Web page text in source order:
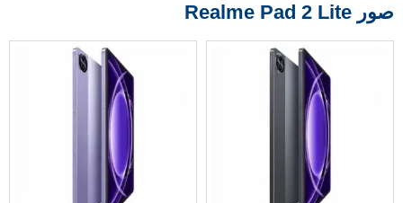
صور Realme Pad 2 Lite